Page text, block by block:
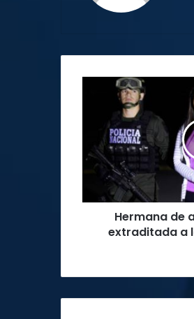
Hermana
“Otoniel”
extraditada
Estados
Hermana de
extraditada a